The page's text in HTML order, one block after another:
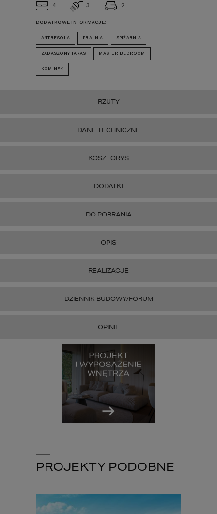
4 3 2
DODATKOWE INFORMACJE:
ANTRESOLA PRALNIA SPIŻARNIA
ZADASZONY TARAS MASTER BEDROOM
KOMINEK
RZUTY
DANE TECHNICZNE
KOSZTORYS
DODATKI
DO POBRANIA
OPIS
REALIZACJE
DZIENNIK BUDOWY/FORUM
OPINIE
PROJEKTY PODOBNE